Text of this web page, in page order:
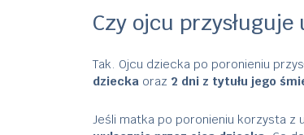
Czy ojcu
Tak. Ojcu dziecka po poronieniu
dzieckaoraz 2 dni z tytułu jego
Jeśli matka po poronieniu korzysta